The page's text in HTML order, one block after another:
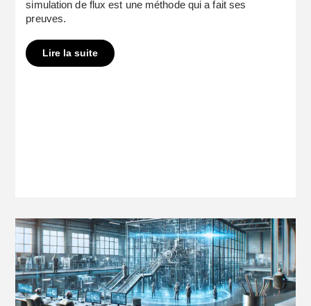
simulation de flux est une méthode qui a fait ses
preuves.
Lire la suite